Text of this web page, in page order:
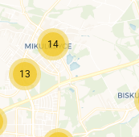
14
13